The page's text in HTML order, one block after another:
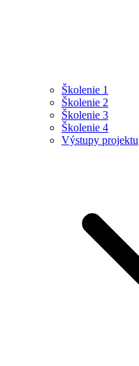
Školenie 1
Školenie 2
Školenie 3
Školenie 4
Výstupy projektu